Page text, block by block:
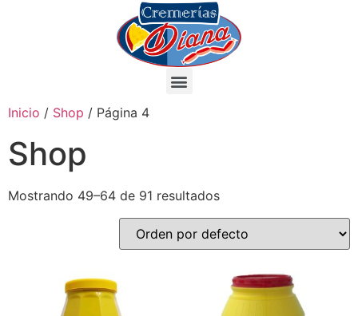
Inicio / Shop / Página 4
Shop
Mostrando 49–64 de 91 resultados